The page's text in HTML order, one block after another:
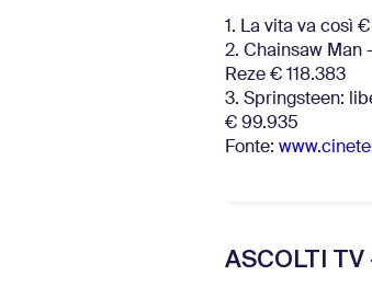
1. La vita va così
2. Chainsaw Man
Reze € 118.383
3. Springsteen:
€ 99.935
Fonte:
ASCOLTI